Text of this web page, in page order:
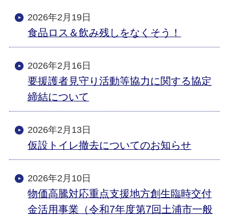
2026年2月19日
食品ロス＆飲み残しをなくそう！
2026年2月16日
要援護者見守り活動等協力に関する協定
締結について
2026年2月13日
仮設トイレ撤去についてのお知らせ
2026年2月10日
物価高騰対応重点支援地方創生臨時交付
金活用事業（令和7年度第7回土浦市一般